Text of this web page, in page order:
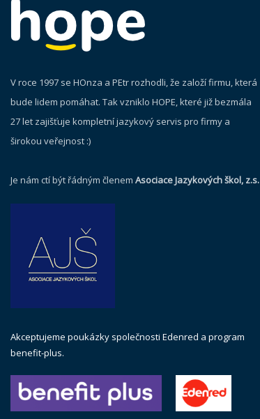
V roce 1997 se HOnza a PEtr rozhodli, že založí firmu, která
bude lidem pomáhat. Tak vzniklo HOPE, které již bezmála
27 let zajišťuje kompletní jazykový servis pro firmy a
širokou veřejnost :)
Je nám ctí být řádným členem Asociace Jazykových škol, z.s.
Akceptujeme poukázky společnosti Edenred a program
benefit-plus.